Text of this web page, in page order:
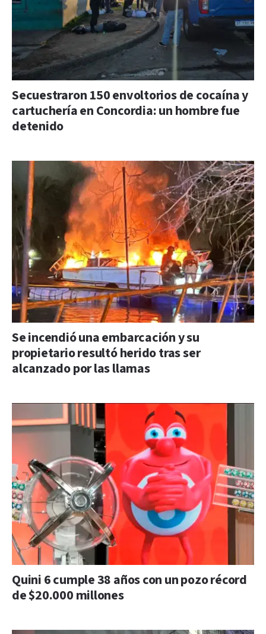
Secuestraron 150 envoltorios de cocaína y
cartuchería en Concordia: un hombre fue
detenido
Se incendió una embarcación y su
propietario resultó herido tras ser
alcanzado por las llamas
Quini 6 cumple 38 años con un pozo récord
de $20.000 millones